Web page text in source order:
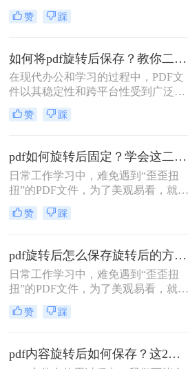
这可能是因为PDF文件在创建或扫描
时方向不正确，或者是因为我们需要
文件如何旋转90度呢？本文将介绍四
种旋转PDF文件90度的实用方法，帮
助您轻松完成这项任务。
赞 踩
如何将pdf旋转后保存？教你二招，轻松旋转PDF!
在现代办公和学习的过程中，PDF文
件以其稳定性和跨平台性受到广泛欢
迎。然而，有时候，PDF文件的页面
可能因为各种原因需要旋转。那么，
提供详细的方法步骤。
赞 踩
pdf如何旋转后固定？学会这二种方法就够了！
日常工作学习中，难免遇到“歪歪扭
扭”的PDF文件，为了美观易看，就需
要对文档进行旋转操作了。下面针对
旋转固定角度和任意角度两种来分享
话记得点个赞。
赞 踩
pdf旋转后怎么保存旋转后的方向？教你二招，轻松旋转PDF！
日常工作学习中，难免遇到“歪歪扭
扭”的PDF文件，为了美观易看，就需
要对文档进行旋转操作了。下面针对
旋转固定角度和任意角度两种来分享
方法，有用的话记得点个赞。
赞 踩
pdf内容旋转后如何保存？这2个方法值得收藏！